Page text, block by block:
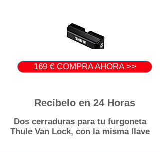
169 € COMPRA AHORA >>
Recíbelo en 24 Horas
Dos cerraduras para tu furgoneta
Thule Van Lock, con la misma llave